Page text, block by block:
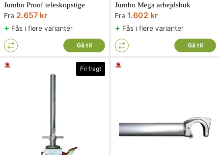
Jumbo Proof teleskopstige
Fra 2.657 kr
+ Fås i flere varianter
Gå til
Jumbo Mega arbejdsbuk
Fra 1.602 kr
+ Fås i flere varianter
Gå til
Fri fragt